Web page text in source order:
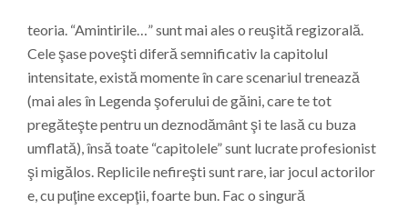
teoria. “Amintirile…” sunt mai ales o reuşită regizorală.
Cele şase poveşti diferă semnificativ la capitolul
intensitate, există momente în care scenariul trenează
(mai ales în Legenda şoferului de găini, care te tot
pregăteşte pentru un deznodământ şi te lasă cu buza
umflată), însă toate “capitolele” sunt lucrate profesionist
şi migălos. Replicile nefireşti sunt rare, iar jocul actorilor
e, cu puţine excepţii, foarte bun. Fac o singură